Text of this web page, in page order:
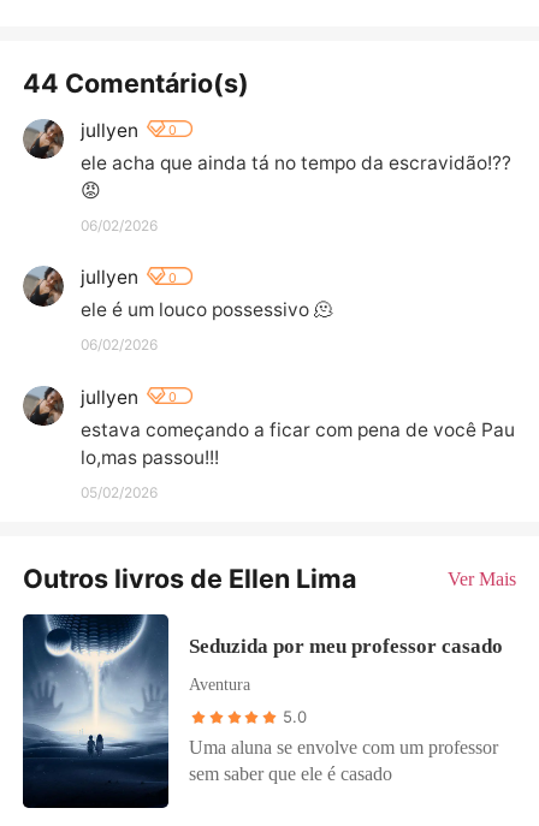
44 Comentário(s)
jullyen 0
ele acha que ainda tá no tempo da escravidão!??
😡
06/02/2026
jullyen 0
ele é um louco possessivo 🫠
06/02/2026
jullyen 0
estava começando a ficar com pena de você Pau
lo,mas passou!!!
05/02/2026
Outros livros de Ellen Lima Ver Mais
Seduzida por meu professor casado
Aventura
5.0
Uma aluna se envolve com um professor
sem saber que ele é casado